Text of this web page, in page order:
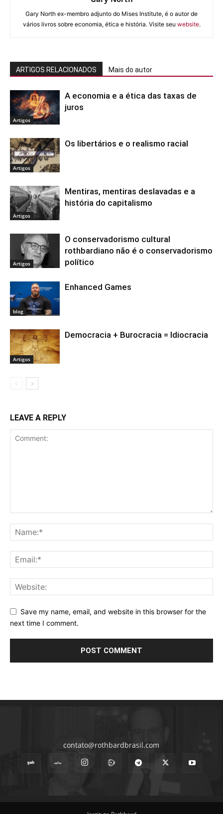
Gary North ex-membro adjunto do Mises Institute, é o autor de
vários livros sobre economia, ética e história. Visite seu website.
ARTIGOS RELACIONADOS Mais do autor
Artigos
A economia e a ética das taxas de
juros
Artigos
Os libertários e o realismo racial
Artigos
Mentiras, mentiras deslavadas e a
história do capitalismo
Artigos
O conservadorismo cultural
rothbardiano não é o conservadorismo
político
blog
Enhanced Games
Artigos
Democracia + Burocracia = Idiocracia
LEAVE A REPLY
Save my name, email, and website in this browser for the
next time I comment.
contato@rothbardbrasil.com